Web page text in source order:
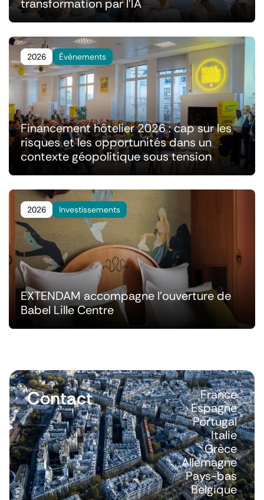
transformation par l'IA
2026 Évènements
Financement hôtelier 2026 : cap sur les
risques et les opportunités dans un
contexte géopolitique sous tension
2026 Investissements
EXTENDAM accompagne l'ouverture de
Babel Lille Centre
Contact
France
Espagne
Portugal
Italie
Grèce
Allemagne
Pays-bas
Belgique